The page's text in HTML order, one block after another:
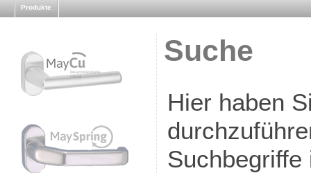
Produkte
Suche
Hier haben
Suchbegriffe